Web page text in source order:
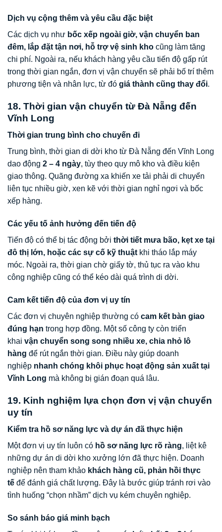
Dịch vụ cộng thêm và yêu cầu đặc biệt
Các dịch vụ như bốc xếp ngoài giờ, vận chuyển ban
đêm, lắp đặt tận nơi, hỗ trợ vệ sinh kho cũng làm tăng
chi phí. Ngoài ra, nếu khách hàng yêu cầu tiến độ gấp rút
trong thời gian ngắn, đơn vị vận chuyển sẽ phải bố trí thêm
phương tiện và nhân lực, từ đó giá thành cũng thay đổi.
18. Thời gian vận chuyển từ Đà Nẵng đến
Vĩnh Long
Thời gian trung bình cho chuyến đi
Trung bình, thời gian di dời kho từ Đà Nẵng đến Vĩnh Long
dao động 2 – 4 ngày, tùy theo quy mô kho và điều kiện
giao thông. Quãng đường xa khiến xe tải phải di chuyển
liên tục nhiều giờ, xen kẽ với thời gian nghỉ ngơi và bốc
xếp hàng.
Các yếu tố ảnh hưởng đến tiến độ
Tiến độ có thể bị tác động bởi thời tiết mưa bão, kẹt xe tại
đô thị lớn, hoặc các sự cố kỹ thuật khi tháo lắp máy
móc. Ngoài ra, thời gian chờ giấy tờ, thủ tục ra vào khu
công nghiệp cũng có thể kéo dài quá trình di dời.
Cam kết tiến độ của đơn vị uy tín
Các đơn vị chuyên nghiệp thường có cam kết bàn giao
đúng hạn trong hợp đồng. Một số công ty còn triển
khai vận chuyển song song nhiều xe, chia nhỏ lô
hàng để rút ngắn thời gian. Điều này giúp doanh
nghiệp nhanh chóng khôi phục hoạt động sản xuất tại
Vĩnh Long mà không bị gián đoạn quá lâu.
19. Kinh nghiệm lựa chọn đơn vị vận chuyển
uy tín
Kiểm tra hồ sơ năng lực và dự án đã thực hiện
Một đơn vị uy tín luôn có hồ sơ năng lực rõ ràng, liệt kê
những dự án di dời kho xưởng lớn đã thực hiện. Doanh
nghiệp nên tham khảo khách hàng cũ, phản hồi thực
tế để đánh giá chất lượng. Đây là bước giúp tránh rơi vào
tình huống “chọn nhầm” dịch vụ kém chuyên nghiệp.
So sánh báo giá minh bạch